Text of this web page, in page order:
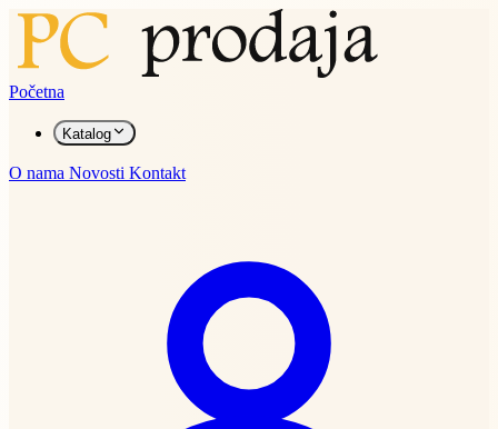
Početna
Katalog
O nama Novosti Kontakt